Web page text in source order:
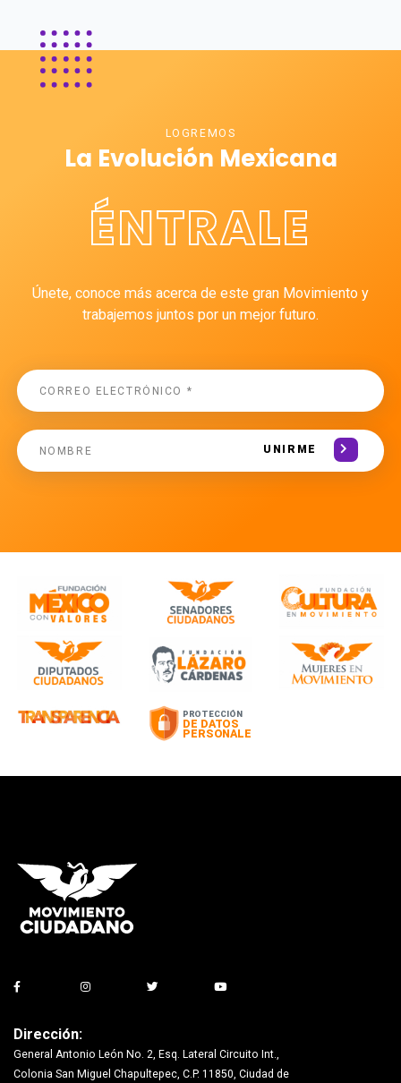
LOGREMOS
La Evolución Mexicana
ÉNTRALE
Únete, conoce más acerca de este gran Movimiento y
trabajemos juntos por un mejor futuro.
UNIRME
Dirección:
General Antonio León No. 2, Esq. Lateral Circuito Int.,
Colonia San Miguel Chapultepec, C.P. 11850, Ciudad de